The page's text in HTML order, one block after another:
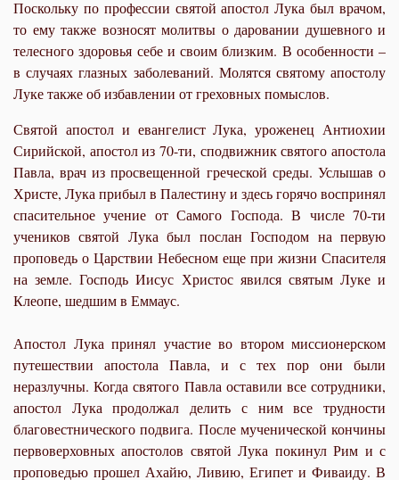
Поскольку по профессии святой апостол Лука был врачом,
то ему также возносят молитвы о даровании душевного и
телесного здоровья себе и своим близким. В особенности –
в случаях глазных заболеваний. Молятся святому апостолу
Луке также об избавлении от греховных помыслов.
Святой апостол и евангелист Лука, уроженец Антиохии
Сирийской, апостол из 70-ти, сподвижник святого апостола
Павла, врач из просвещенной греческой среды. Услышав о
Христе, Лука прибыл в Палестину и здесь горячо воспринял
спасительное учение от Самого Господа. В числе 70-ти
учеников святой Лука был послан Господом на первую
проповедь о Царствии Небесном еще при жизни Спасителя
на земле. Господь Иисус Христос явился святым Луке и
Клеопе, шедшим в Еммаус.
Апостол Лука принял участие во втором миссионерском
путешествии апостола Павла, и с тех пор они были
неразлучны. Когда святого Павла оставили все сотрудники,
апостол Лука продолжал делить с ним все трудности
благовестнического подвига. После мученической кончины
первоверховных апостолов святой Лука покинул Рим и с
проповедью прошел Ахайю, Ливию, Египет и Фиваиду. В